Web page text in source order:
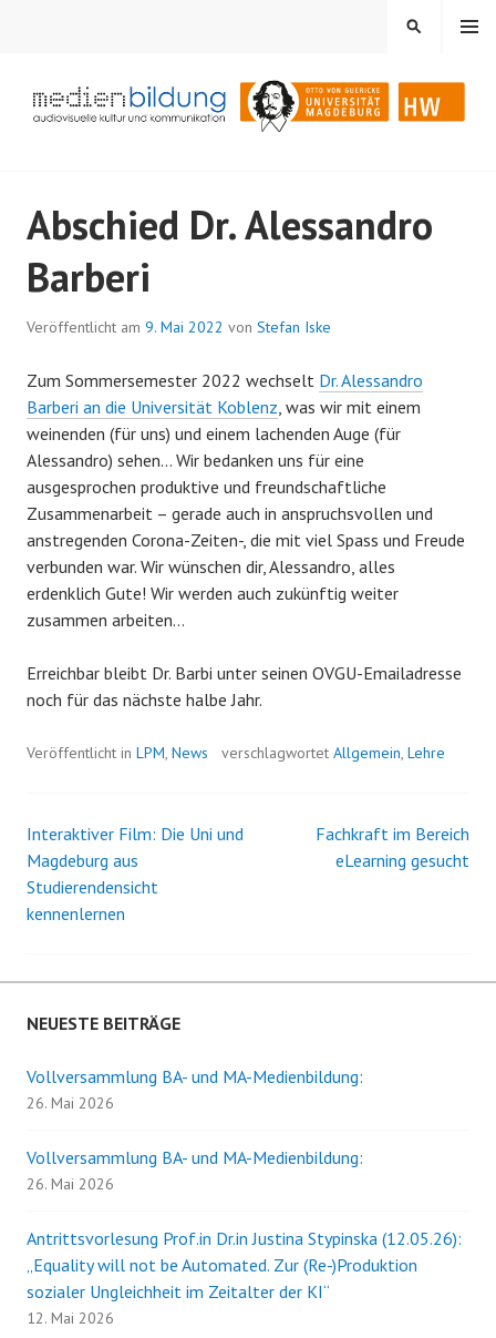
Audiovisuelle Kultur und Kommunikation
MENÜ
SUCHEN
Abschied Dr. Alessandro
Barberi
Veröffentlicht am 9. Mai 2022 von Stefan Iske
Zum Sommersemester 2022 wechselt Dr. Alessandro
Barberi an die Universität Koblenz , was wir mit einem
weinenden (für uns) und einem lachenden Auge (für
Alessandro) sehen… Wir bedanken uns für eine
ausgesprochen produktive und freundschaftliche
Zusammenarbeit – gerade auch in anspruchsvollen und
anstregenden Corona-Zeiten-, die mit viel Spass und Freude
verbunden war. Wir wünschen dir, Alessandro, alles
erdenklich Gute! Wir werden auch zukünftig weiter
zusammen arbeiten…
Erreichbar bleibt Dr. Barbi unter seinen OVGU-Emailadresse
noch für das nächste halbe Jahr.
Veröffentlicht in LPM, News verschlagwortet Allgemein, Lehre
Beitrags-
Navigation
Interaktiver Film: Die Uni und
Magdeburg aus
Studierendensicht
kennenlernen
Fachkraft im Bereich
eLearning gesucht
NEUESTE BEITRÄGE
Vollversammlung BA- und MA-Medienbildung:
26. Mai 2026
Vollversammlung BA- und MA-Medienbildung:
26. Mai 2026
Antrittsvorlesung Prof.in Dr.in Justina Stypinska (12.05.26):
„Equality will not be Automated. Zur (Re-)Produktion
sozialer Ungleichheit im Zeitalter der KI“
12. Mai 2026